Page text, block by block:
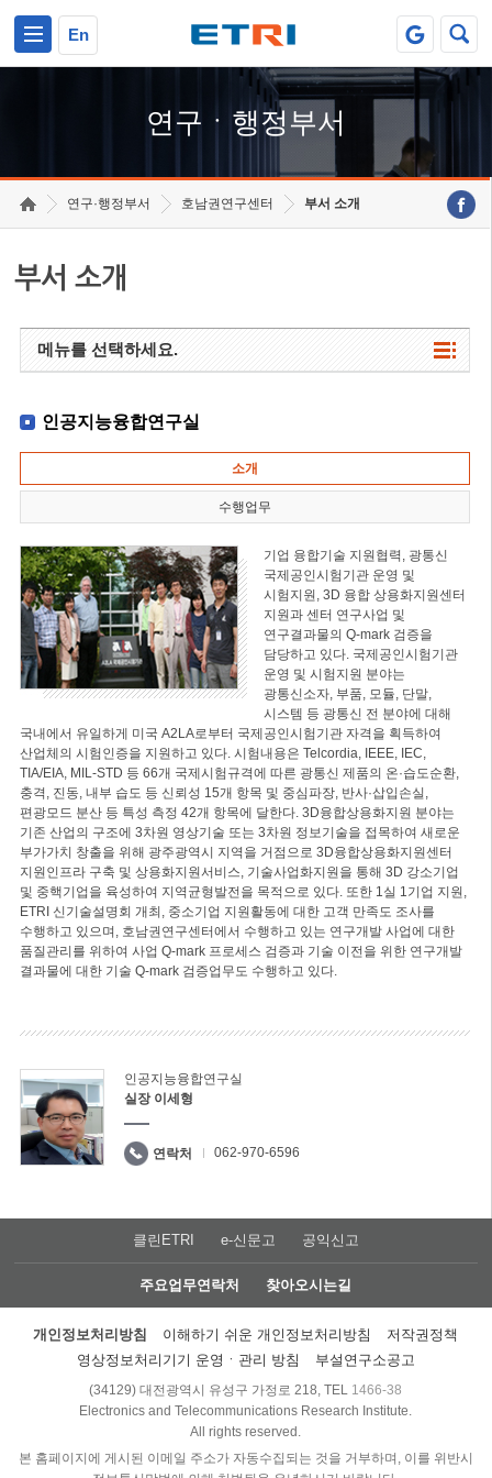
En
연구ㆍ행정부서
연구·행정부서 호남권연구센터 부서 소개
부서 소개
메뉴를 선택하세요.
인공지능융합연구실
소개
수행업무
기업 융합기술 지원협력, 광통신
국제공인시험기관 운영 및
시험지원, 3D 융합 상용화지원센터
지원과 센터 연구사업 및
연구결과물의 Q-mark 검증을
담당하고 있다. 국제공인시험기관
운영 및 시험지원 분야는
광통신소자, 부품, 모듈, 단말,
시스템 등 광통신 전 분야에 대해
국내에서 유일하게 미국 A2LA로부터 국제공인시험기관 자격을 획득하여
산업체의 시험인증을 지원하고 있다. 시험내용은 Telcordia, IEEE, IEC,
TIA/EIA, MIL-STD 등 66개 국제시험규격에 따른 광통신 제품의 온·습도순환,
충격, 진동, 내부 습도 등 신뢰성 15개 항목 및 중심파장, 반사·삽입손실,
편광모드 분산 등 특성 측정 42개 항목에 달한다. 3D융합상용화지원 분야는
기존 산업의 구조에 3차원 영상기술 또는 3차원 정보기술을 접목하여 새로운
부가가치 창출을 위해 광주광역시 지역을 거점으로 3D융합상용화지원센터
지원인프라 구축 및 상용화지원서비스, 기술사업화지원을 통해 3D 강소기업
및 중핵기업을 육성하여 지역균형발전을 목적으로 있다. 또한 1실 1기업 지원,
ETRI 신기술설명회 개최, 중소기업 지원활동에 대한 고객 만족도 조사를
수행하고 있으며, 호남권연구센터에서 수행하고 있는 연구개발 사업에 대한
품질관리를 위하여 사업 Q-mark 프로세스 검증과 기술 이전을 위한 연구개발
결과물에 대한 기술 Q-mark 검증업무도 수행하고 있다.
인공지능융합연구실
실장 이세형
연락처 062-970-6596
클린ETRI e-신문고 공익신고
주요업무연락처 찾아오시는길
개인정보처리방침 이해하기 쉬운 개인정보처리방침
저작권정책
영상정보처리기기 운영ㆍ관리 방침
부설연구소공고
(34129) 대전광역시 유성구 가정로 218, TEL 1466-38
Electronics and Telecommunications Research Institute.
All rights reserved.
본 홈페이지에 게시된 이메일 주소가 자동수집되는 것을 거부하며, 이를 위반시